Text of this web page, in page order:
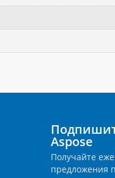
Aspose
Получайте
предложения